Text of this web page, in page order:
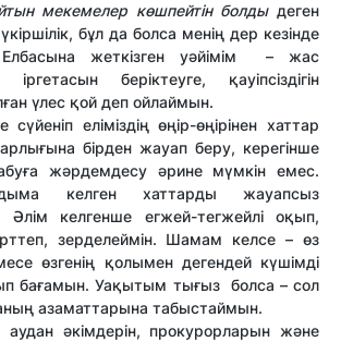
мекемелер көшпейтін болдыдеген
бұл да болса менің дер кезінде
жеткізген уәйімім – жас
іргетасын беріктеуге, қауіпсіздігін
үлес қой деп ойлаймын.
сүйеніп еліміздің өңір-өңірінен хаттар
бірден жауап беру, керегінше
жәрдемдесу әрине мүмкін емес.
келген хаттарды жауапсыз
келгенше егжей-тегжейлі оқып,
зерделеймін. Шамам келсе – өз
өзгенің қолымен дегендей күшімді
бағамын. Уақытым тығыз болса – сол
азаматтарына табыстаймын.
аудан әкімдерін, прокурорларын және